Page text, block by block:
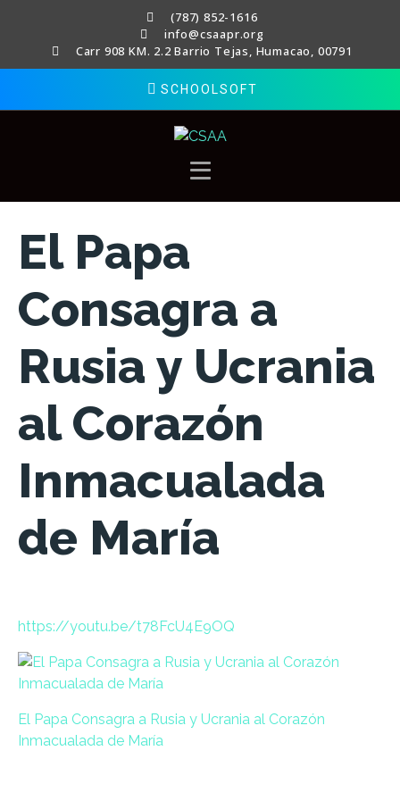
(787) 852-1616
info@csaapr.org
Carr 908 KM. 2.2 Barrio Tejas, Humacao, 00791
SCHOOLSOFT
El Papa
Consagra a
Rusia y Ucrania
al Corazón
Inmacualada
de María
https://youtu.be/t78FcU4E9OQ
El Papa Consagra a Rusia y Ucrania al Corazón
Inmacualada de María